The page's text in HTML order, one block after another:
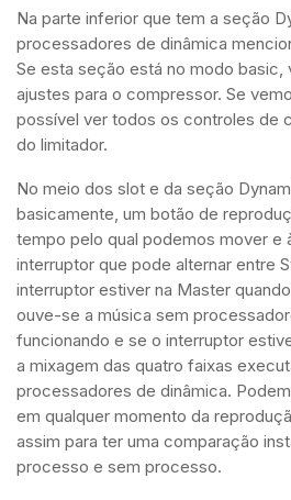
Na parte inferior que tem a seção
processadores de dinâmica
Se esta seção está no modo basic,
ajustes para o compressor. Se
possível ver todos os controles de
do limitador.
No meio dos slot e da seção
basicamente, um botão de
tempo pelo qual podemos mover e
interruptor que pode alternar entre
interruptor estiver na Master
ouve-se a música sem
funcionando e se o interruptor
a mixagem das quatro faixas
processadores de dinâmica.
em qualquer momento da
assim para ter uma comparação
processo e sem processo.